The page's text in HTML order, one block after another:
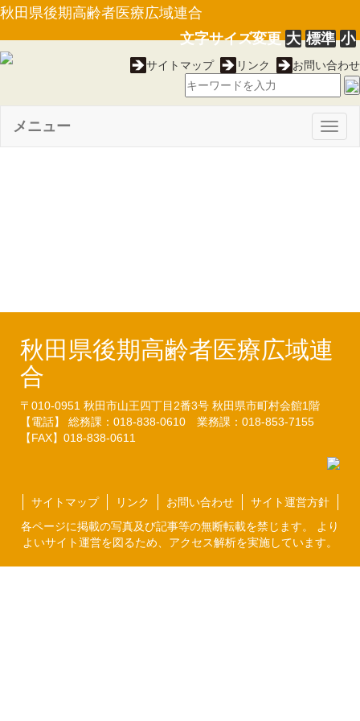
秋田県後期高齢者医療広域連合
文字サイズ変更大 標準 小
サイトマップ リンク お問い合わせ
メニュー
秋田県後期高齢者医療広域連
合
〒010-0951 秋田市山王四丁目2番3号 秋田県市町村会館1階
【電話】 総務課：018-838-0610 業務課：018-853-7155
【FAX】018-838-0611
サイトマップ リンク お問い合わせ
サイト運営方針
各ページに掲載の写真及び記事等の無断転載を禁じます。 より
よいサイト運営を図るため、アクセス解析を実施しています。